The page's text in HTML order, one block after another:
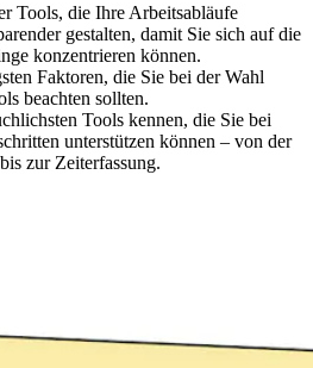
Tools, die Ihre Arbeitsabläufe
gestalten, damit Sie sich auf die
konzentrieren können.
Faktoren, die Sie bei der Wahl
beachten sollten.
Tools kennen, die Sie bei
unterstützen können – von der
zur Zeiterfassung.